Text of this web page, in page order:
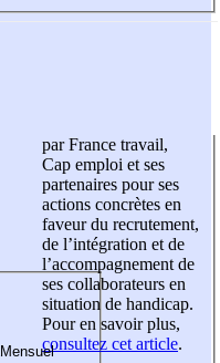
par France travail,
Cap emploi et ses
partenaires pour ses
actions concrètes en
faveur du recrutement,
de l’intégration et de
l’accompagnement de
ses collaborateurs en
situation de handicap.
Pour en savoir plus,
consultez cet article.